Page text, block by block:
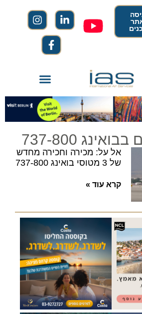
737-800
אל על: מכירה וחכירה מחדש
של 3 מטוסי בואינג 737-800
קרא עוד »